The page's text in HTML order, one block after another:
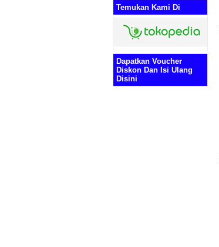
Temukan Kami Di
Dapatkan Voucher
Diskon Dan Isi Ulang
Disini